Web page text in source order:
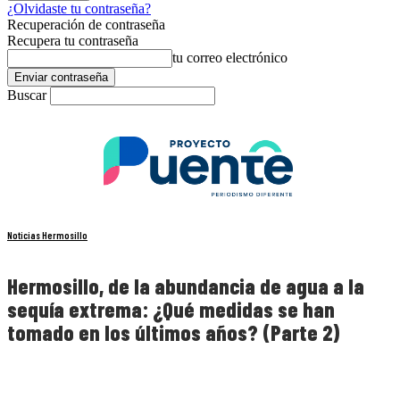
¿Olvidaste tu contraseña?
Recuperación de contraseña
Recupera tu contraseña
tu correo electrónico
Buscar
Noticias Hermosillo
Hermosillo, de la abundancia de agua a la
sequía extrema: ¿Qué medidas se han
tomado en los últimos años? (Parte 2)